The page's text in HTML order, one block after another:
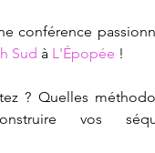
conférence
Sud à L'Épopée !
? Quelles
vos